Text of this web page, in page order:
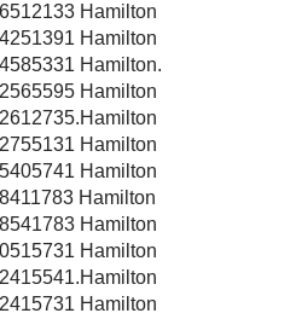
Hamilton
Hamilton
Hamilton.
Hamilton
Hamilton
Hamilton
Hamilton
Hamilton
Hamilton
Hamilton